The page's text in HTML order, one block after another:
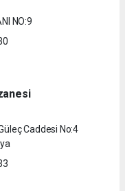
NO:9
Caddesi No:4